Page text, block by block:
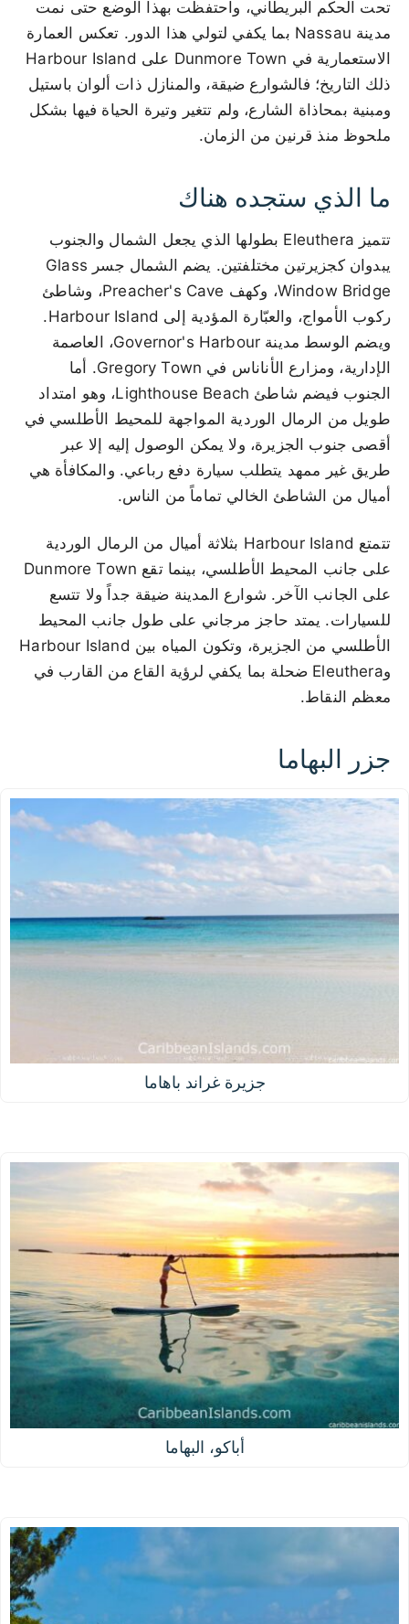
تحت الحكم البريطاني، واحتفظت بهذا الوضع حتى نمت
مدينة Nassau بما يكفي لتولي هذا الدور. تعكس العمارة
الاستعمارية في Dunmore Town على Harbour Island
ذلك التاريخ؛ فالشوارع ضيقة، والمنازل ذات ألوان باستيل
ومبنية بمحاذاة الشارع، ولم تتغير وتيرة الحياة فيها بشكل
ملحوظ منذ قرنين من الزمان.
ما الذي ستجده هناك
تتميز Eleuthera بطولها الذي يجعل الشمال والجنوب
يبدوان كجزيرتين مختلفتين. يضم الشمال جسر Glass
Window Bridge، وكهف Preacher's Cave، وشاطئ
ركوب الأمواج، والعبّارة المؤدية إلى Harbour Island.
ويضم الوسط مدينة Governor's Harbour، العاصمة
الإدارية، ومزارع الأناناس في Gregory Town. أما
الجنوب فيضم شاطئ Lighthouse Beach، وهو امتداد
طويل من الرمال الوردية المواجهة للمحيط الأطلسي في
أقصى جنوب الجزيرة، ولا يمكن الوصول إليه إلا عبر
طريق غير ممهد يتطلب سيارة دفع رباعي. والمكافأة هي
أميال من الشاطئ الخالي تماماً من الناس.
تتمتع Harbour Island بثلاثة أميال من الرمال الوردية
على جانب المحيط الأطلسي، بينما تقع Dunmore Town
على الجانب الآخر. شوارع المدينة ضيقة جداً ولا تتسع
للسيارات. يمتد حاجز مرجاني على طول جانب المحيط
الأطلسي من الجزيرة، وتكون المياه بين Harbour Island
وEleuthera ضحلة بما يكفي لرؤية القاع من القارب في
معظم النقاط.
جزر البهاما
جزيرة غراند باهاما
أباكو، البهاما